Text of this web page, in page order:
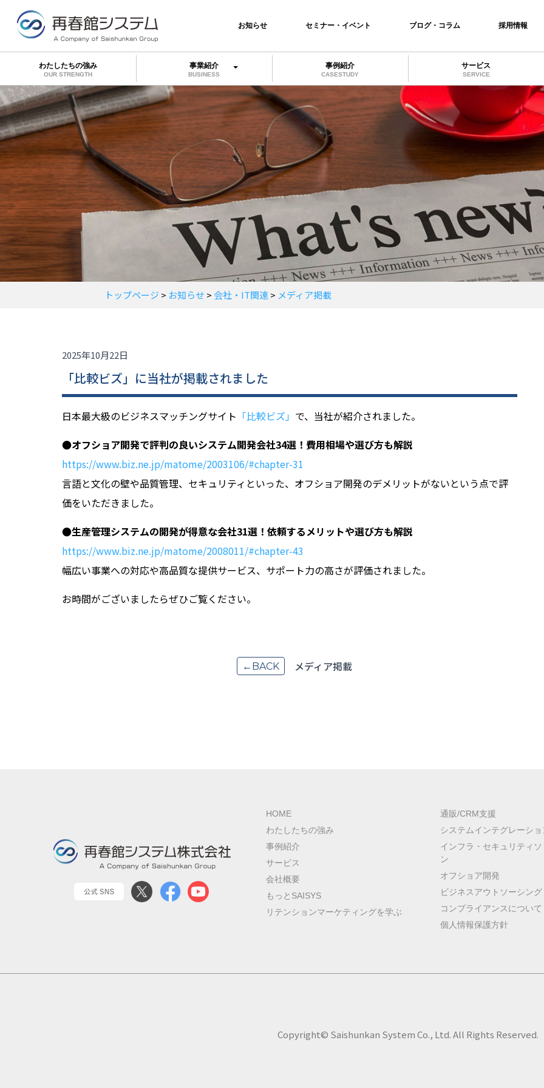
お知らせ セミナー・イベント ブログ・コラム 採用情報
わたしたちの強み
OUR STRENGTH
事業紹介
BUSINESS
事例紹介
CASESTUDY
サービス
SERVICE
トップページ > お知らせ > 会社・IT関連> メディア掲載
2025年10月22日
「比較ビズ」に当社が掲載されました
日本最大級のビジネスマッチングサイト 「比較ビズ」 で、当社が紹介されました。
●オフショア開発で評判の良いシステム開発会社34選！費用相場や選び方も解説
https://www.biz.ne.jp/matome/2003106/#chapter-31
言語と文化の壁や品質管理、セキュリティといった、オフショア開発のデメリットがないという点で評
価をいただきました。
●生産管理システムの開発が得意な会社31選！依頼するメリットや選び方も解説
https://www.biz.ne.jp/matome/2008011/#chapter-43
幅広い事業への対応や高品質な提供サービス、サポート力の高さが評価されました。
お時間がございましたらぜひご覧ください。
←BACK メディア掲載
HOME
わたしたちの強み
事例紹介
サービス
会社概要
もっとSAISYS
リテンションマーケティングを学ぶ
通販/CRM支援
システムインテグレーショ
インフラ・セキュリティ
ン
オフショア開発
ビジネスアウトソーシング
コンプライアンスについて
個人情報保護方針
Copyright© Saishunkan System Co., Ltd. All Rights Reserved.